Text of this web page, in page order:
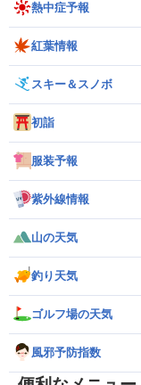
熱中症予報
紅葉情報
スキー＆スノボ
初詣
服装予報
紫外線情報
山の天気
釣り天気
ゴルフ場の天気
風邪予防指数